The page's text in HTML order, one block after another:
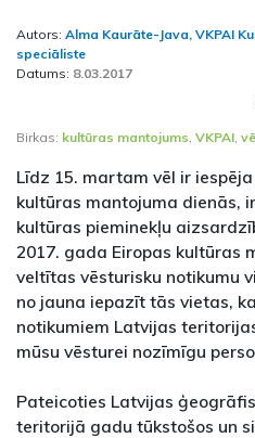
Autors: Alma Kaurāte-Java, VKPAI
speciāliste
Datums: 8.03.2017
Birkas: kultūras mantojums VKPAI
Līdz 15. martam vēl ir
kultūras mantojuma dienās,
kultūras pieminekļu
2017. gada Eiropas kultūras
veltītas vēsturisku notikumu
no jauna iepazīt tās vietas,
notikumiem Latvijas
mūsu vēsturei nozīmīgu
Pateicoties Latvijas
teritorijā gadu tūkstošos un